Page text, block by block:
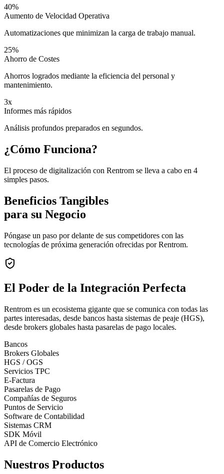
40%
Aumento de Velocidad Operativa
Automatizaciones que minimizan la carga de trabajo manual.
25%
Ahorro de Costes
Ahorros logrados mediante la eficiencia del personal y
mantenimiento.
3x
Informes más rápidos
Análisis profundos preparados en segundos.
¿Cómo Funciona?
El proceso de digitalización con Rentrom se lleva a cabo en 4
simples pasos.
Beneficios Tangibles
para su Negocio
Póngase un paso por delante de sus competidores con las
tecnologías de próxima generación ofrecidas por Rentrom.
El Poder de la Integración Perfecta
Rentrom es un ecosistema gigante que se comunica con todas las
partes interesadas, desde bancos hasta sistemas de peaje (HGS),
desde brokers globales hasta pasarelas de pago locales.
Bancos
Brokers Globales
HGS / OGS
Servicios TPC
E-Factura
Pasarelas de Pago
Compañías de Seguros
Puntos de Servicio
Software de Contabilidad
Sistemas CRM
SDK Móvil
API de Comercio Electrónico
Nuestros Productos